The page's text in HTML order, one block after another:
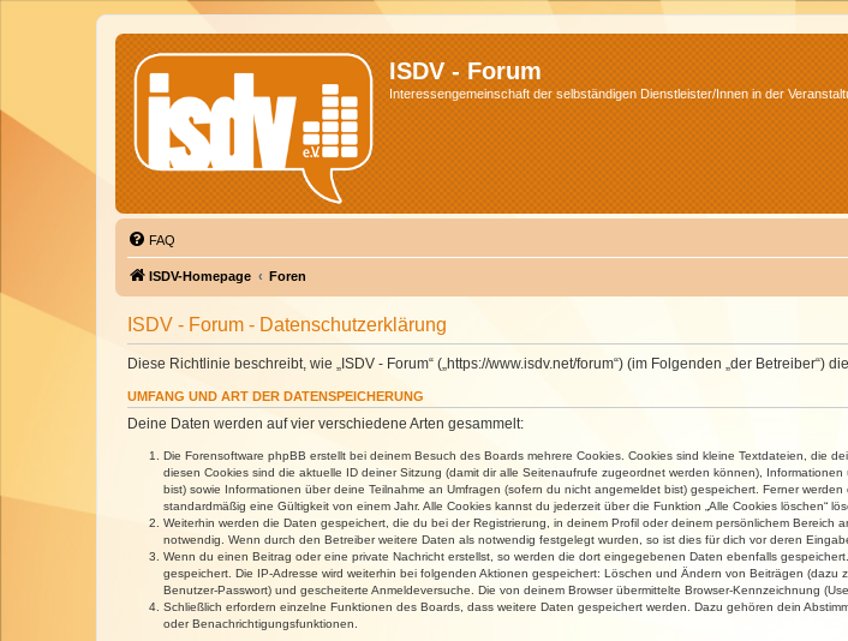
ISDV - Forum
Interessengemeinschaft der selbständigen Dienstleister/Innen in der
FAQ
ISDV-Homepage Foren
ISDV - Forum - Datenschutzerklärung
Diese Richtlinie beschreibt, wie „ISDV - Forum“ („https://www.isdv.net/forum“) (im Folgenden „der
UMFANG UND ART DER DATENSPEICHERUNG
Deine Daten werden auf vier verschiedene Arten gesammelt:
Die Forensoftware phpBB erstellt bei deinem Besuch des Boards mehrere Cookies. Cookies sind kleine Textdateien, die
diesen Cookies sind die aktuelle ID deiner Sitzung (damit dir alle Seitenaufrufe zugeordnet werden können),
bist) sowie Informationen über deine Teilnahme an Umfragen (sofern du nicht angemeldet bist) gespeichert. Ferner
standardmäßig eine Gültigkeit von einem Jahr. Alle Cookies kannst du jederzeit über die Funktion „Alle Cookies löschen“
Weiterhin werden die Daten gespeichert, die du bei der Registrierung, in deinem Profil oder deinem persönlichem
notwendig. Wenn durch den Betreiber weitere Daten als notwendig festgelegt wurden, so ist dies für dich vor deren
Wenn du einen Beitrag oder eine private Nachricht erstellst, so werden die dort eingegebenen Daten ebenfalls
gespeichert. Die IP-Adresse wird weiterhin bei folgenden Aktionen gespeichert: Löschen und Ändern von Beiträgen
Benutzer-Passwort) und gescheiterte Anmeldeversuche. Die von deinem Browser übermittelte Browser-Kennzeichnung
Schließlich erfordern einzelne Funktionen des Boards, dass weitere Daten gespeichert werden. Dazu gehören dein
oder Benachrichtigungsfunktionen.